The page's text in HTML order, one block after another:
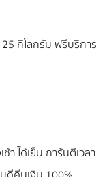
กิโลกรัม ฟรีบริการ
ได้เย็น การันตีเวลา